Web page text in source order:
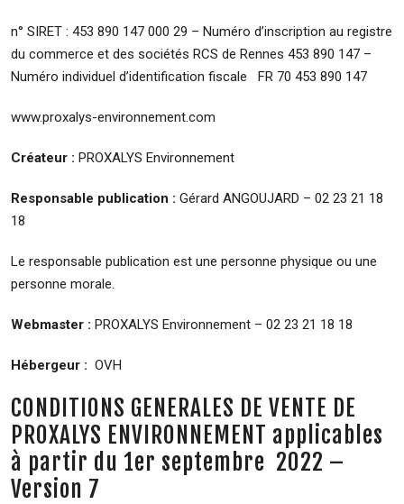
n° SIRET : 453 890 147 000 29 – Numéro d’inscription au registre
du commerce et des sociétés RCS de Rennes 453 890 147 –​
Numéro individuel d’identification fiscale FR 70 453 890 147
www.proxalys-environnement.com
Créateur : PROXALYS Environnement
Responsable publication : Gérard ANGOUJARD – 02 23 21 18
18
Le responsable publication est une personne physique ou une
personne morale.
Webmaster : PROXALYS Environnement – 02 23 21 18 18
Hébergeur : OVH
CONDITIONS GENERALES DE VENTE DE
PROXALYS ENVIRONNEMENT applicables
à partir du 1er septembre 2022 –
Version 7